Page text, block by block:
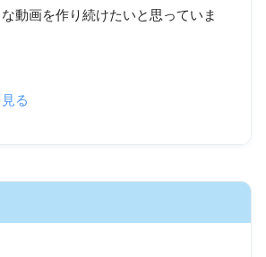
動画を作り続けたいと思っていま
る